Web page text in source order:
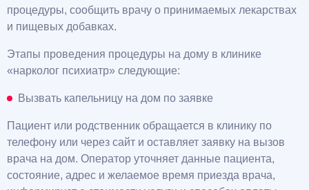
процедуры, сообщить врачу о принимаемых лекарствах
и пищевых добавках.
Этапы проведения процедуры на дому в клинике
«нарколог психиатр» следующие:
Вызвать капельницу на дом по заявке
Пациент или родственник обращается в клинику по
телефону или через сайт и оставляет заявку на вызов
врача на дом. Оператор уточняет данные пациента,
состояние, адрес и желаемое время приезда врача,